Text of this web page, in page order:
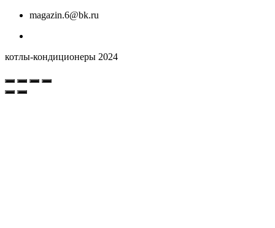
magazin.6@bk.ru
котлы-кондиционеры 2024